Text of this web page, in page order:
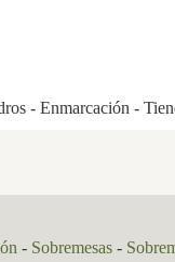
- Enmarcación -
- Sobremesas -